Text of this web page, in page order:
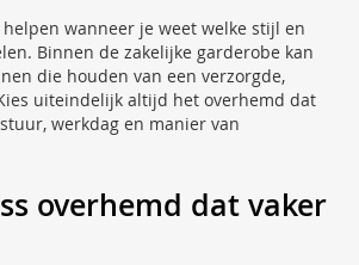
helpen wanneer je weet welke stijl en
Binnen de zakelijke garderobe kan
die houden van een verzorgde,
uiteindelijk altijd het overhemd dat
werkdag en manier van
overhemd dat vaker